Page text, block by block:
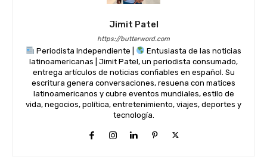
Jimit Patel
https://butterword.com
Periodista Independiente |
Entusiasta de las noticias
latinoamericanas | Jimit Patel, un periodista consumado,
entrega artículos de noticias confiables en español. Su
escritura genera conversaciones, resuena con matices
latinoamericanos y cubre eventos mundiales, estilo de
vida, negocios, política, entretenimiento, viajes, deportes y
tecnología.